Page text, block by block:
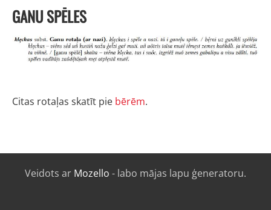
GANU SPĒLES
Citas rotaļas skatīt pie bērēm.
Veidots ar Mozello - labo mājas lapu ģeneratoru.